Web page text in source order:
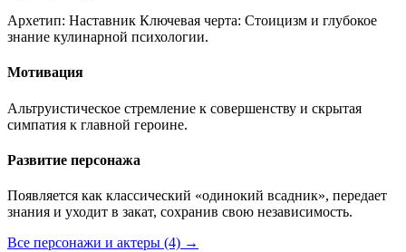
Архетип: Наставник Ключевая черта: Стоицизм и глубокое
знание кулинарной психологии.
Мотивация
Альтруистическое стремление к совершенству и скрытая
симпатия к главной героине.
Развитие персонажа
Появляется как классический «одинокий всадник», передает
знания и уходит в закат, сохранив свою независимость.
Все персонажи и актеры (4) →